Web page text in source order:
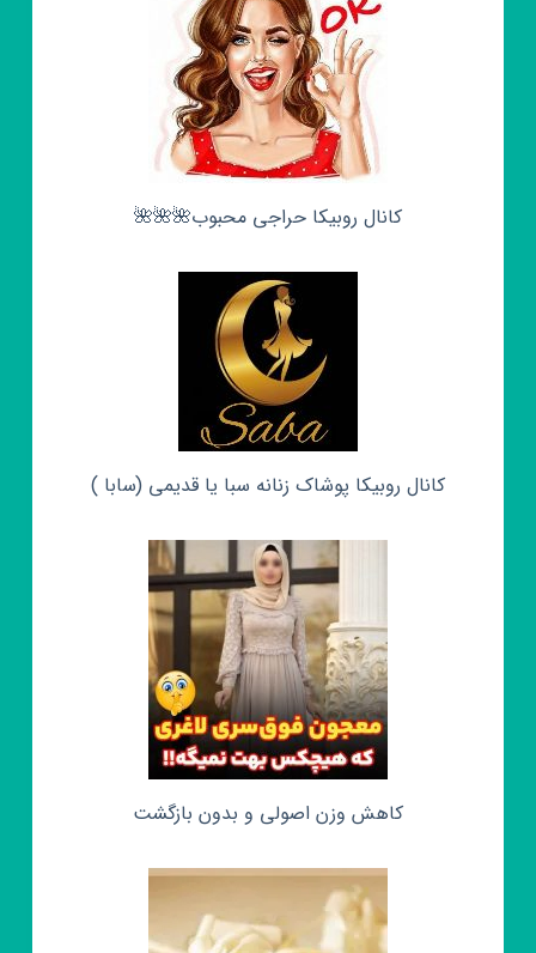
کانال روبیکا حراجی محبوب🌺🌺🌺
کانال روبیکا پوشاک زنانه سبا یا قدیمی (سابا )
کاهش وزن اصولی و بدون بازگشت